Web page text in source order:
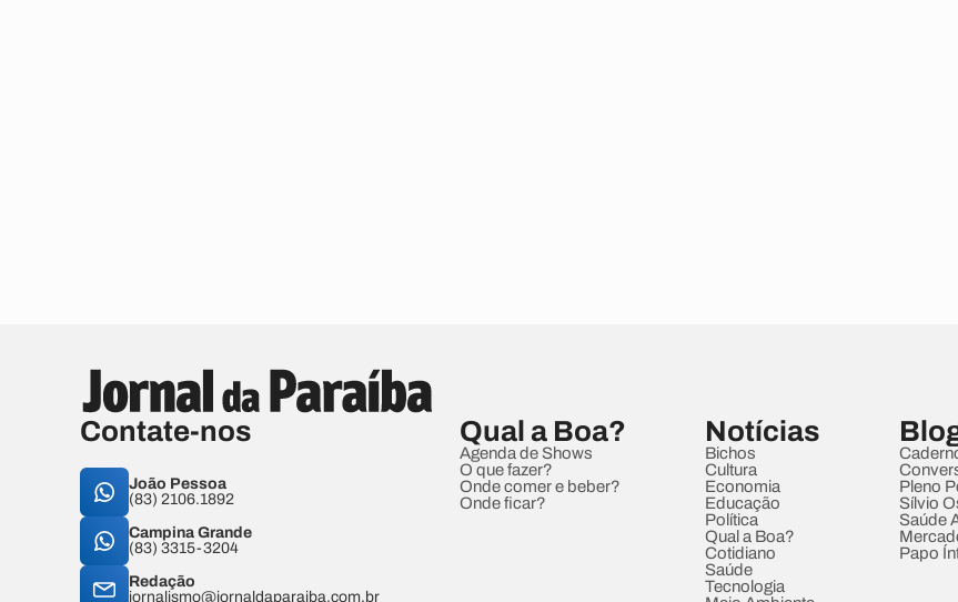
Contate-nos
João Pessoa
(83) 2106.1892
Campina Grande
(83) 3315-3204
Redação
jornalismo@jornaldaparaiba.com.br
Qual a Boa?
Agenda de Shows
O que fazer?
Onde comer e beber?
Onde ficar?
Notícias
Bichos
Cultura
Economia
Educação
Política
Qual a Boa?
Cotidiano
Saúde
Tecnologia
Pleno
Sílvio
Saúde
Papo